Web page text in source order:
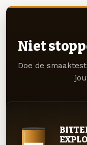
Niet
Doe de